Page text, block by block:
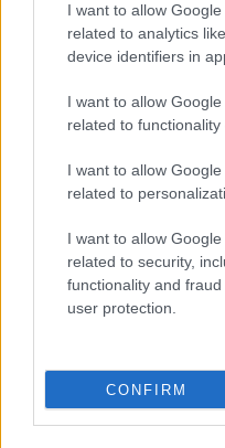
I want to allow
related to analytics
device identifiers in
I want to allow
related to
I want to allow
related to
I want to allow
related to security,
functionality and
user protection.
CONFIRM
Μία από τις πιο
υπερπαραγωγές
Maverick», αλλάζει
και από τον Ιούνιο
των